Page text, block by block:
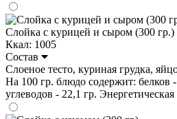
Слойка с курицей и сыром (300 гр.)
Ккал: 1005
Состав
Слоеное тесто, куриная грудка,
На 100 гр. блюдо содержит: белков
углеводов - 22,1 гр.